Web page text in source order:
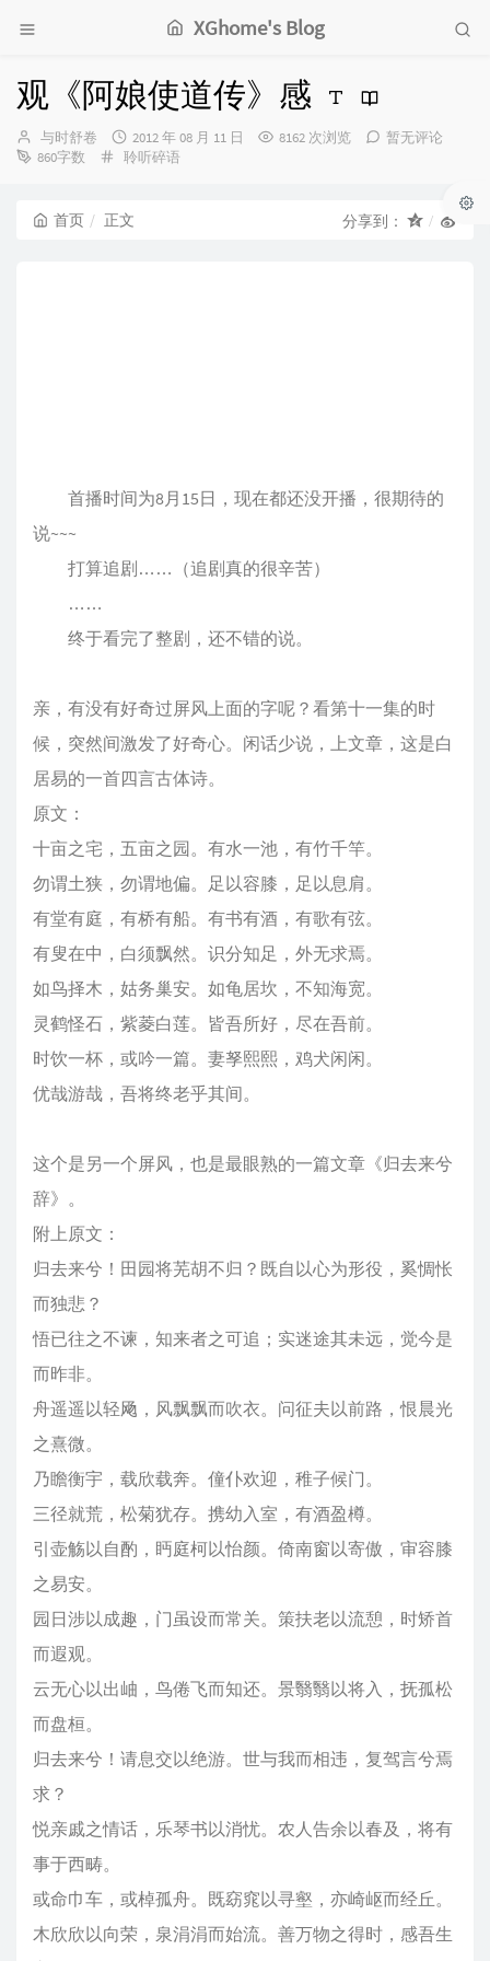
XGhome's Blog
观《阿娘使道传》感
博
主：
与时舒卷
发
布
2012 年 08 月 11 日 8162 次浏览
暂无评论
860字数
分
聆听碎语
首页 正文 分享到：
首播时间为8月15日，现在都还没开播，很期待的
说~~~
打算追剧……（追剧真的很辛苦）
……
终于看完了整剧，还不错的说。
亲，有没有好奇过屏风上面的字呢？看第十一集的时
候，突然间激发了好奇心。闲话少说，上文章，这是白
居易的一首四言古体诗。
原文：
十亩之宅，五亩之园。有水一池，有竹千竿。
勿谓土狭，勿谓地偏。足以容膝，足以息肩。
有堂有庭，有桥有船。有书有酒，有歌有弦。
有叟在中，白须飘然。识分知足，外无求焉。
如鸟择木，姑务巢安。如龟居坎，不知海宽。
灵鹤怪石，紫菱白莲。皆吾所好，尽在吾前。
时饮一杯，或吟一篇。妻孥熙熙，鸡犬闲闲。
优哉游哉，吾将终老乎其间。
这个是另一个屏风，也是最眼熟的一篇文章《归去来兮
辞》。
附上原文：
归去来兮！田园将芜胡不归？既自以心为形役，奚惆怅
而独悲？
悟已往之不谏，知来者之可追；实迷途其未远，觉今是
而昨非。
舟遥遥以轻飏，风飘飘而吹衣。问征夫以前路，恨晨光
之熹微。
乃瞻衡宇，载欣载奔。僮仆欢迎，稚子候门。
三径就荒，松菊犹存。携幼入室，有酒盈樽。
引壶觞以自酌，眄庭柯以怡颜。倚南窗以寄傲，审容膝
之易安。
园日涉以成趣，门虽设而常关。策扶老以流憩，时矫首
而遐观。
云无心以出岫，鸟倦飞而知还。景翳翳以将入，抚孤松
而盘桓。
归去来兮！请息交以绝游。世与我而相违，复驾言兮焉
求？
悦亲戚之情话，乐琴书以消忧。农人告余以春及，将有
事于西畴。
或命巾车，或棹孤舟。既窈窕以寻壑，亦崎岖而经丘。
木欣欣以向荣，泉涓涓而始流。善万物之得时，感吾生